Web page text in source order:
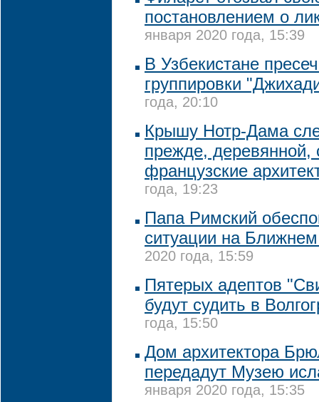
постановлением о
января 2020 года, 15:39
В Узбекистане
группировки
года, 20:10
Крышу Нотр-Дама
прежде, деревянной,
французские
года, 19:23
Папа Римский
ситуации на
2020 года, 15:59
Пятерых адептов
будут судить в
года, 15:50
Дом архитектора
передадут Музею
января 2020 года, 15:35